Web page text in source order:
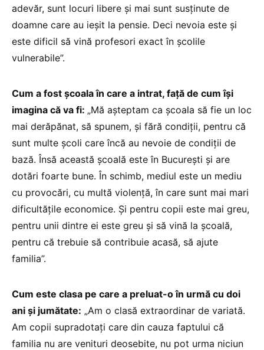
adevăr, sunt locuri libere și mai sunt susținute de
doamne care au ieșit la pensie. Deci nevoia este și
este dificil să vină profesori exact în școlile
vulnerabile”.
Cum a fost școala în care a intrat, față de cum își
imagina că va fi: „Mă așteptam ca școala să fie un loc
mai derăpănat, să spunem, și fără condiții, pentru că
sunt multe școli care încă au nevoie de condiții de
bază. Însă această școală este în București și are
dotări foarte bune. În schimb, mediul este un mediu
cu provocări, cu multă violență, în care sunt mai mari
dificultățile economice. Și pentru copii este mai greu,
pentru unii dintre ei este greu și să vină la școală,
pentru că trebuie să contribuie acasă, să ajute
familia”.
Cum este clasa pe care a preluat-o în urmă cu doi
ani și jumătate: „Am o clasă extraordinar de variată.
Am copii supradotați care din cauza faptului că
familia nu are venituri deosebite, nu pot urma niciun